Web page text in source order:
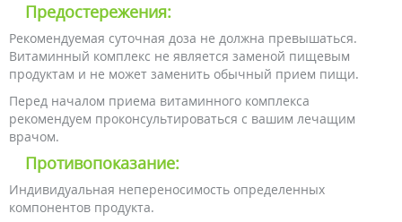
Предостережения:
Рекомендуемая суточная доза не должна превышаться.
Витаминный комплекс не является заменой пищевым
продуктам и не может заменить обычный прием пищи.
Перед началом приема витаминного комплекса
рекомендуем проконсультироваться с вашим лечащим
врачом.
Противопоказание:
Индивидуальная непереносимость определенных
компонентов продукта.